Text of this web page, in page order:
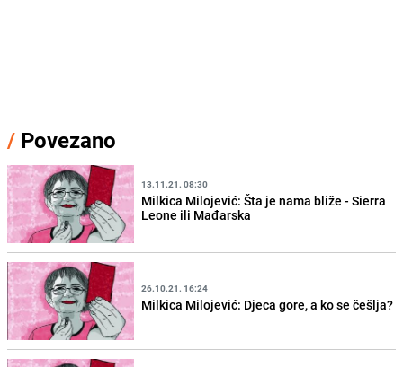
/ Povezano
13.11.21. 08:30
Milkica Milojević: Šta je nama bliže - Sierra
Leone ili Mađarska
26.10.21. 16:24
Milkica Milojević: Djeca gore, a ko se češlja?